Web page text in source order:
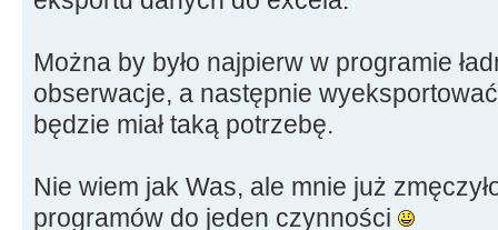
Można by było najpierw w programie
obserwacje, a następnie
będzie miał taką potrzebę.
Nie wiem jak Was, ale mnie już
programów do jeden czynności